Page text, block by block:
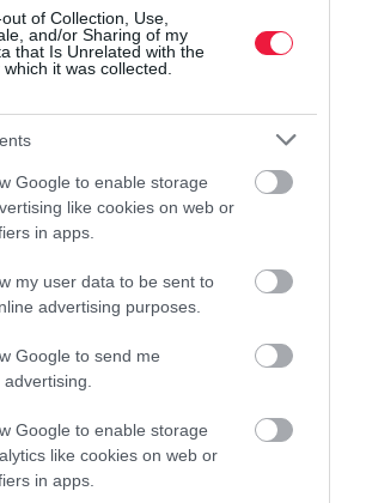
of Collection, Use,
and/or Sharing of my
that Is Unrelated with the
it was collected.
Google to enable storage
like cookies on web or
in apps.
my user data to be sent to
advertising purposes.
Google to send me
Google to enable storage
like cookies on web or
in apps.
legyenek ebben a
A legfontosabb
élelmiszerbiztonság
kínál a termékek teljes vagy részleges
az egyértelmű eladóhelyi tájékoztatásra.
a forgalmazók kötelesek azt a Nébih felé is
a honlapjukon is feltűntetni. Részletesebb
nébih főállatorvos